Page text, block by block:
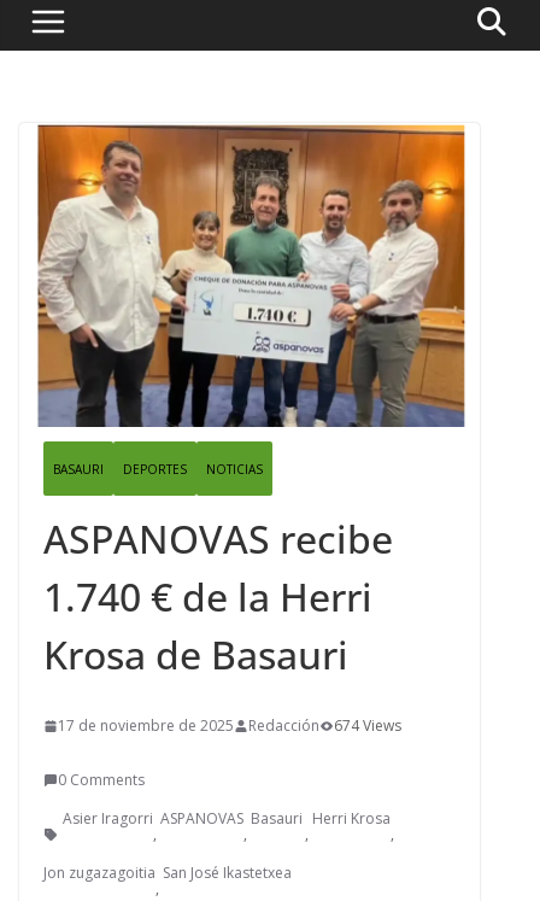
BASAURI DEPORTES NOTICIAS
ASPANOVAS recibe
1.740 € de la Herri
Krosa de Basauri
17 de noviembre de 2025 Redacción 674 Views
0 Comments
Asier Iragorri
,
ASPANOVAS
,
Basauri
,
Herri Krosa
,
Jon zugazagoitia
,
San José Ikastetxea